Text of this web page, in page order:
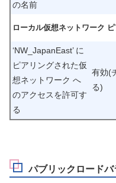
の名前
ローカル仮想ネットワーク
‘NW_JapanEast’ に
ピアリングされた仮
想ネットワーク へ
のアクセスを許可す
る
有効(
る)
パブリックロード